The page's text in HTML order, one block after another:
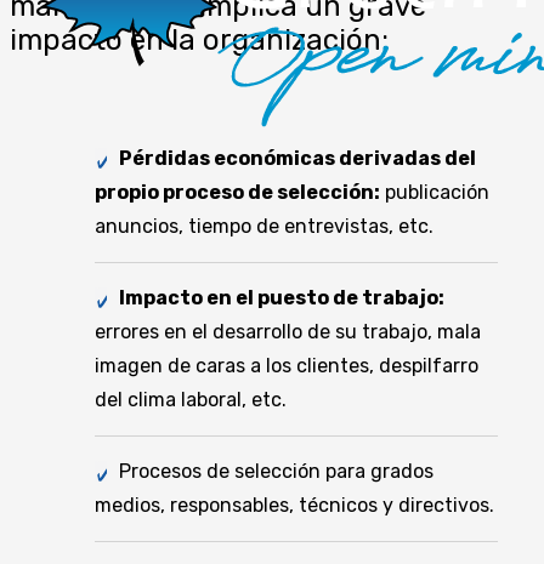
impacto en la organización:
Pérdidas económicas derivadas del
propio proceso de selección: publicación
anuncios, tiempo de entrevistas, etc.
Impacto en el puesto de trabajo:
errores en el desarrollo de su trabajo, mala
imagen de caras a los clientes, despilfarro
del clima laboral, etc.
Procesos de selección para grados
medios, responsables, técnicos y directivos.